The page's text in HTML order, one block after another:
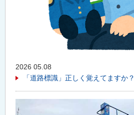
2026 05.08
「道路標識」正しく覚えてますか？